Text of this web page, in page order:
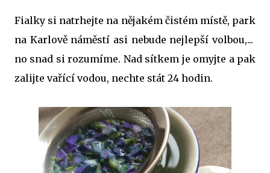
Fialky si natrhejte na nějakém čistém místě, park
na Karlově náměstí asi nebude nejlepší volbou,...
no snad si rozumíme. Nad sítkem je omyjte a pak
zalijte vařící vodou, nechte stát 24 hodin.